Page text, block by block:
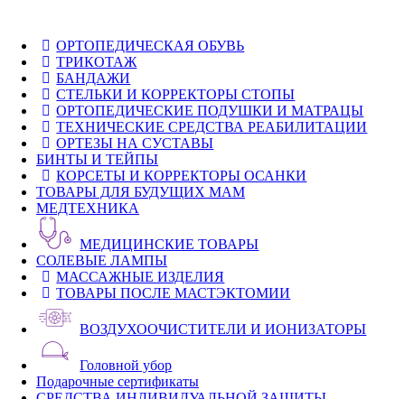
ОРТОПЕДИЧЕСКАЯ ОБУВЬ
ТРИКОТАЖ
БАНДАЖИ
СТЕЛЬКИ И КОРРЕКТОРЫ СТОПЫ
ОРТОПЕДИЧЕСКИЕ ПОДУШКИ И МАТРАЦЫ
ТЕХНИЧЕСКИЕ СРЕДСТВА РЕАБИЛИТАЦИИ
ОРТЕЗЫ НА СУСТАВЫ
БИНТЫ И ТЕЙПЫ
КОРСЕТЫ И КОРРЕКТОРЫ ОСАНКИ
ТОВАРЫ ДЛЯ БУДУЩИХ МАМ
МЕДТЕХНИКА
МЕДИЦИНСКИЕ ТОВАРЫ
СОЛЕВЫЕ ЛАМПЫ
МАССАЖНЫЕ ИЗДЕЛИЯ
ТОВАРЫ ПОСЛЕ МАСТЭКТОМИИ
ВОЗДУХООЧИСТИТЕЛИ И ИОНИЗАТОРЫ
Головной убор
Подарочные сертификаты